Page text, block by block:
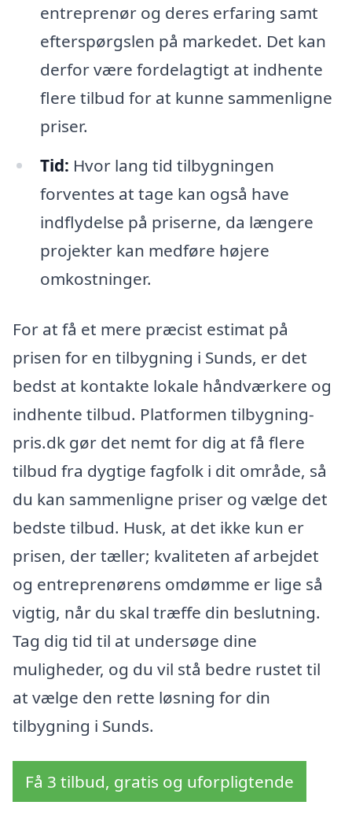
entreprenør og deres erfaring samt
efterspørgslen på markedet. Det kan
derfor være fordelagtigt at indhente
flere tilbud for at kunne sammenligne
priser.
Tid: Hvor lang tid tilbygningen
forventes at tage kan også have
indflydelse på priserne, da længere
projekter kan medføre højere
omkostninger.
For at få et mere præcist estimat på
prisen for en tilbygning i Sunds, er det
bedst at kontakte lokale håndværkere og
indhente tilbud. Platformen tilbygning-
pris.dk gør det nemt for dig at få flere
tilbud fra dygtige fagfolk i dit område, så
du kan sammenligne priser og vælge det
bedste tilbud. Husk, at det ikke kun er
prisen, der tæller; kvaliteten af arbejdet
og entreprenørens omdømme er lige så
vigtig, når du skal træffe din beslutning.
Tag dig tid til at undersøge dine
muligheder, og du vil stå bedre rustet til
at vælge den rette løsning for din
tilbygning i Sunds.
Få 3 tilbud, gratis og uforpligtende